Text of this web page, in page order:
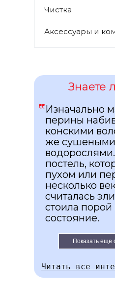
Чистка
Аксессуары и
Знаете
Изначально
перины
конскими
же сушеными
постель,
пухом или
несколько
считалась
стоила
состояние.
Показать еще
Читать все